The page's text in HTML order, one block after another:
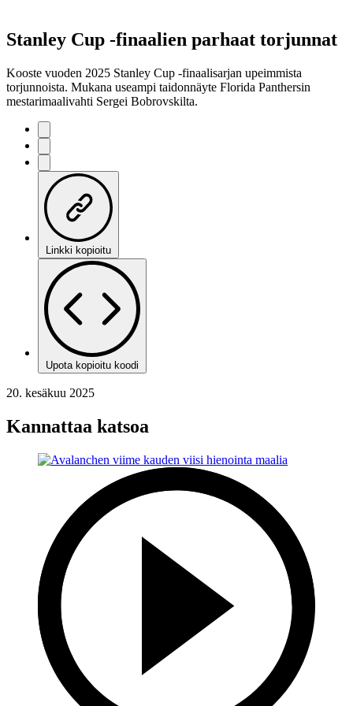
Stanley Cup -finaalien parhaat torjunnat
Kooste vuoden 2025 Stanley Cup -finaalisarjan upeimmista
torjunnoista. Mukana useampi taidonnäyte Florida Panthersin
mestarimaalivahti Sergei Bobrovskilta.
Linkki kopioitu
Upota kopioitu koodi
20. kesäkuu 2025
Kannattaa katsoa